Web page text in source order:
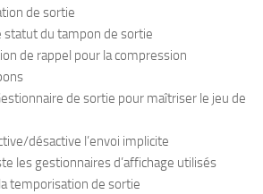
de sortie
du tampon de sortie
de rappel pour la compression
de sortie pour maîtriser le jeu de
désactive l’envoi implicite
les gestionnaires d’affichage utilisés
temporisation de sortie